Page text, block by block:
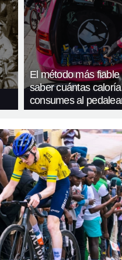
El método más fiable
saber cuántas
consumes al